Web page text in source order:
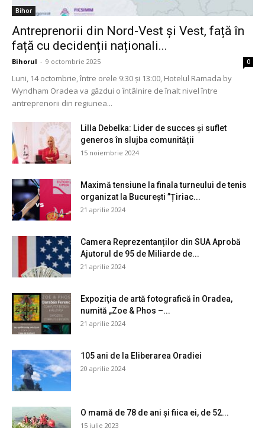
Bihor
Antreprenorii din Nord-Vest și Vest, față în
față cu decidenții naționali...
Bihorul - 9 octombrie 2025 0
Luni, 14 octombrie, între orele 9:30 și 13:00, Hotelul Ramada by
Wyndham Oradea va găzdui o întâlnire de înalt nivel între
antreprenorii din regiunea...
Lilla Debelka: Lider de succes și suflet
generos în slujba comunității
15 noiembrie 2024
Maximă tensiune la finala turneului de tenis
organizat la București ”Țiriac...
21 aprilie 2024
Camera Reprezentanților din SUA Aprobă
Ajutorul de 95 de Miliarde de...
21 aprilie 2024
Expoziţia de artă fotografică în Oradea,
numită „Zoe & Phos –...
21 aprilie 2024
105 ani de la Eliberarea Oradiei
20 aprilie 2024
O mamă de 78 de ani și fiica ei, de 52...
15 iulie 2023